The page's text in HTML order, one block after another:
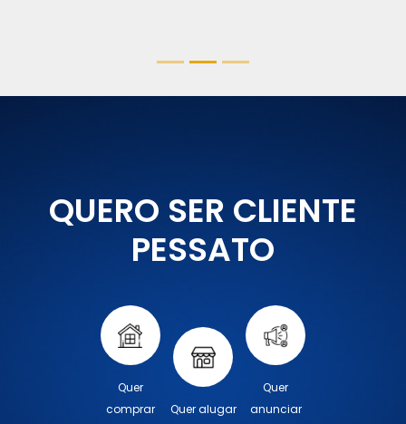
QUERO SER CLIENTE
PESSATO
Quer
comprar
Quer alugar
Quer
anunciar